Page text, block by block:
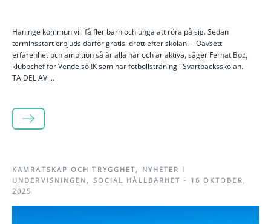
Haninge kommun vill få fler barn och unga att röra på sig. Sedan
terminsstart erbjuds därför gratis idrott efter skolan. – Oavsett
erfarenhet och ambition så är alla här och är aktiva, säger Ferhat Boz,
klubbchef för Vendelsö IK som har fotbollsträning i Svartbäcksskolan.
TA DEL AV ...
LÄS MER
KAMRATSKAP OCH TRYGGHET,
NYHETER I
UNDERVISNINGEN , SOCIAL HÅLLBARHET - 16 OKTOBER,
2025